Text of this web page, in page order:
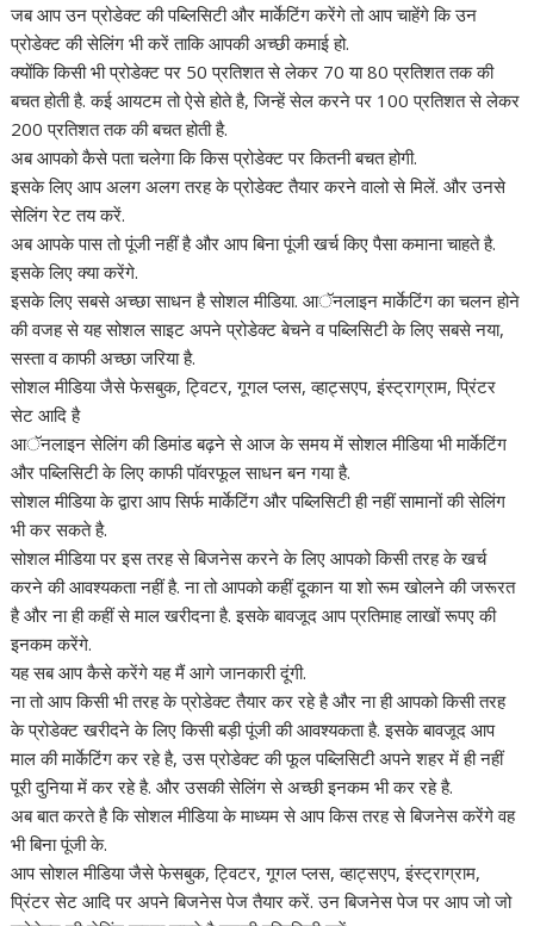
जब आप उन प्रोडेक्ट की पब्लिसिटी और मार्केटिंग करेंगे तो आप चाहेंगे कि उन
प्रोडेक्ट की सेलिंग भी करें ताकि आपकी अच्छी कमाई हो.
क्योंकि किसी भी प्रोडेक्ट पर 50 प्रतिशत से लेकर 70 या 80 प्रतिशत तक की
बचत होती है. कई आयटम तो ऐसे होते है, जिन्हें सेल करने पर 100 प्रतिशत से लेकर
200 प्रतिशत तक की बचत होती है.
अब आपको कैसे पता चलेगा कि किस प्रोडेक्ट पर कितनी बचत होगी.
इसके लिए आप अलग अलग तरह के प्रोडेक्ट तैयार करने वालो से मिलें. और उनसे
सेलिंग रेट तय करें.
अब आपके पास तो पूंजी नहीं है और आप बिना पूंजी खर्च किए पैसा कमाना चाहते है.
इसके लिए क्या करेंगे.
इसके लिए सबसे अच्छा साधन है सोशल मीडिया. आॅनलाइन मार्केटिंग का चलन होने
की वजह से यह सोशल साइट अपने प्रोडेक्ट बेचने व पब्लिसिटी के लिए सबसे नया,
सस्ता व काफी अच्छा जरिया है.
सोशल मीडिया जैसे फेसबुक, ट्विटर, गूगल प्लस, व्हाट्सएप, इंस्ट्राग्राम, प्रिंटर
सेट आदि है
आॅनलाइन सेलिंग की डिमांड बढ़ने से आज के समय में सोशल मीडिया भी मार्केटिंग
और पब्लिसिटी के लिए काफी पाॅवरफूल साधन बन गया है.
सोशल मीडिया के द्वारा आप सिर्फ मार्केटिंग और पब्लिसिटी ही नहीं सामानों की सेलिंग
भी कर सकते है.
सोशल मीडिया पर इस तरह से बिजनेस करने के लिए आपको किसी तरह के खर्च
करने की आवश्यकता नहीं है. ना तो आपको कहीं दूकान या शो रूम खोलने की जरूरत
है और ना ही कहीं से माल खरीदना है. इसके बावजूद आप प्रतिमाह लाखों रूपए की
इनकम करेंगे.
यह सब आप कैसे करेंगे यह मैं आगे जानकारी दूंगी.
ना तो आप किसी भी तरह के प्रोडेक्ट तैयार कर रहे है और ना ही आपको किसी तरह
के प्रोडेक्ट खरीदने के लिए किसी बड़ी पूंजी की आवश्यकता है. इसके बावजूद आप
माल की मार्केटिंग कर रहे है, उस प्रोडेक्ट की फूल पब्लिसिटी अपने शहर में ही नहीं
पूरी दुनिया में कर रहे है. और उसकी सेलिंग से अच्छी इनकम भी कर रहे है.
अब बात करते है कि सोशल मीडिया के माध्यम से आप किस तरह से बिजनेस करेंगे वह
भी बिना पूंजी के.
आप सोशल मीडिया जैसे फेसबुक, ट्विटर, गूगल प्लस, व्हाट्सएप, इंस्ट्राग्राम,
प्रिंटर सेट आदि पर अपने बिजनेस पेज तैयार करें. उन बिजनेस पेज पर आप जो जो